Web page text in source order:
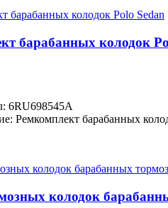
барабанных колодок
6RU698545A
Ремкомплект барабанных
колодок